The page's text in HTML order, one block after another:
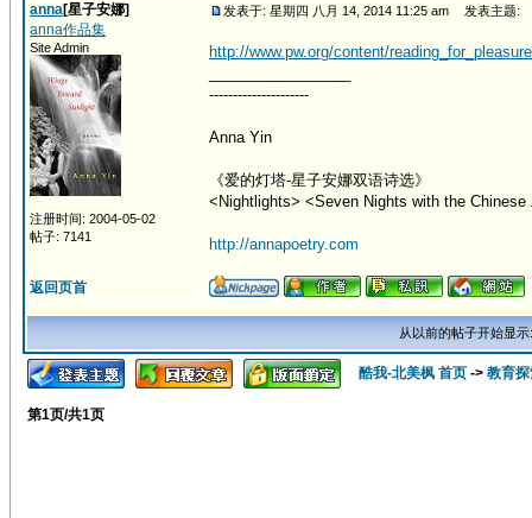
anna[星子安娜]
anna作品集
Site Admin
注册时间: 2004-05-02
帖子: 7141
发表于: 星期四 八月 14, 2014 11:25 am 发表主题:
http://www.pw.org/content/
---------------------
Anna Yin
《爱的灯塔-星子安娜双语诗选》
<Nightlights> <Seven Nights with the Chinese
http://annapoetry.com
返回页首
从以前的帖子开始显
酷我-北美枫 首页 -> 教育
第1页/共1页